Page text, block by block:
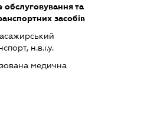
обслуговування та
засобів
н.в.і.у.
медична